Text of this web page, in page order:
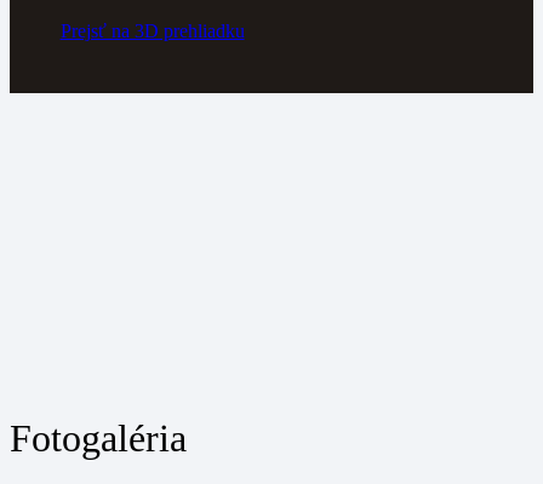
Prejsť na 3D prehliadku
Fotogaléria